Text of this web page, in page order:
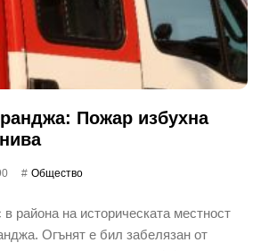
Пожар избухна
Общество
района на историческата местност
Огънят е бил забелязан от